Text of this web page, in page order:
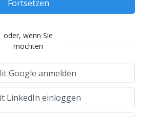
Fortsetzen
oder, wenn Sie
möchten
Google anmelden
LinkedIn einloggen